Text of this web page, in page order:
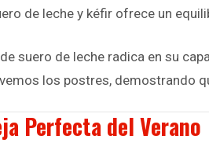
de leche y kéfir ofrece un
suero de leche radica en su
los postres, demostrando
Perfecta del Verano